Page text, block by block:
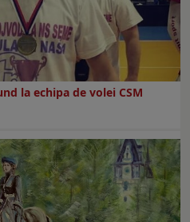
la echipa de volei CSM